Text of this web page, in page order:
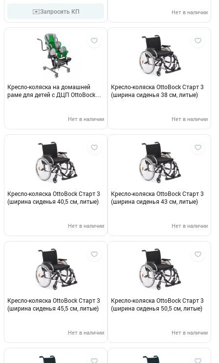
✉️Запросить КП Нет в наличии
Кресло-коляска на домашней
раме для детей с ДЦП OttoBock
Регулируемые подлокотники,
Нет в наличии
Кресло-коляска OttoBock Старт 3
(ширина сиденья 38 см, литые)
Нет в наличии
Кресло-коляска OttoBock Старт 3
(ширина сиденья 40,5 см, литые)
Нет в наличии
Кресло-коляска OttoBock Старт 3
(ширина сиденья 43 см, литые)
Нет в наличии
Кресло-коляска OttoBock Старт 3
(ширина сиденья 45,5 см, литые)
Нет в наличии
Кресло-коляска OttoBock Старт 3
(ширина сиденья 50,5 см, литые)
Нет в наличии